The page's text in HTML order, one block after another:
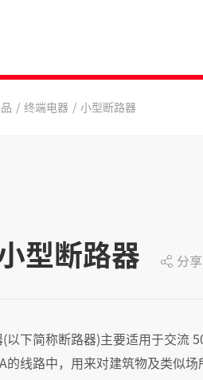
/ 终端电器 / 小型断路器
型断路器 分享
以下简称断路器)主要适用于交流
的线路中，用来对建筑物及类似场